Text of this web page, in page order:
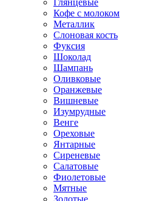
Глянцевые
Кофе с молоком
Металлик
Слоновая кость
Фуксия
Шоколад
Шампань
Оливковые
Оранжевые
Вишневые
Изумрудные
Венге
Ореховые
Янтарные
Сиреневые
Салатовые
Фиолетовые
Мятные
Золотые